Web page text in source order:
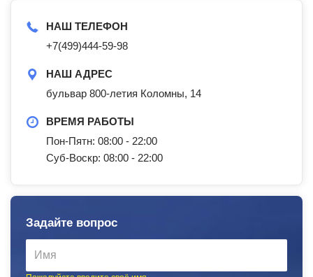
НАШ ТЕЛЕФОН
+7(499)444-59-98
НАШ АДРЕС
бульвар 800-летия Коломны, 14
ВРЕМЯ РАБОТЫ
Пон-Пятн: 08:00 - 22:00
Суб-Воскр: 08:00 - 22:00
Задайте вопрос